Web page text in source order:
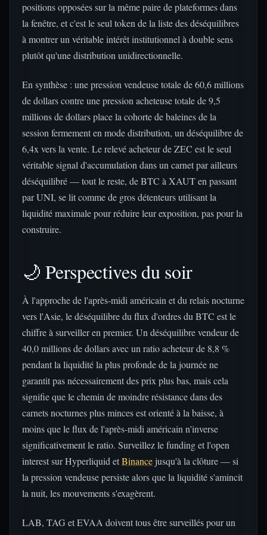
positions opposées sur la même paire de plateformes dans
la fenêtre, et c'est le seul token de la liste des déséquilibres
à montrer un véritable intérêt institutionnel à double sens
plutôt qu'une distribution unidirectionnelle.
En synthèse : une pression vendeuse totale de 60,6 millions
de dollars contre une pression acheteuse totale de 9,5
millions de dollars place la cohorte de baleines de la
session fermement en mode distribution, un déséquilibre de
6,4x vers la vente. Le relevé acheteur de ZEC est le seul
véritable signal d'accumulation dans un carnet par ailleurs
déséquilibré — tout le reste, de BTC à XAUT en passant
par UNI, se lit comme de gros détenteurs utilisant la
liquidité maximale pour réduire leur exposition, pas pour la
construire.
🌙 Perspectives du soir
À l'approche de l'après-midi américain et du relais nocturne
vers l'Asie, le déséquilibre du flux d'ordres du BTC est le
chiffre à surveiller en premier. Un déséquilibre vendeur de
40,0 millions de dollars avec un ratio acheteur de 8,8 %
pendant la liquidité la plus profonde de la journée ne
garantit pas nécessairement des prix plus bas, mais cela
signifie que le chemin de moindre résistance dans des
carnets nocturnes plus minces est orienté à la baisse, à
moins que le flux de l'après-midi américain n'inverse
significativement le ratio. Surveillez le funding et l'open
interest sur Hyperliquid etBinance jusqu'à la clôture — si
la pression vendeuse persiste alors que la liquidité s'amincit
la nuit, les mouvements s'exagèrent.
LAB, TAG et EVAA doivent tous être surveillés pour un